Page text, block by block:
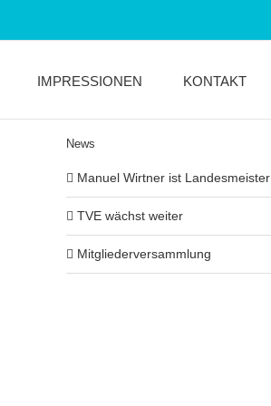
IMPRESSIONEN KONTAKT
News
Manuel Wirtner ist Landesmeister
TVE wächst weiter
Mitgliederversammlung